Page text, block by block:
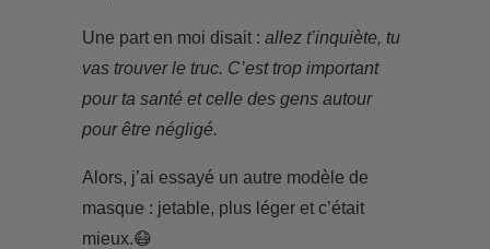
Une part en moi disait : allez t’inquiète, tu
vas trouver le truc. C’est trop important
pour ta santé et celle des gens autour
pour être négligé.
Alors, j’ai essayé un autre modèle de
masque : jetable, plus léger et c’était
mieux.😷